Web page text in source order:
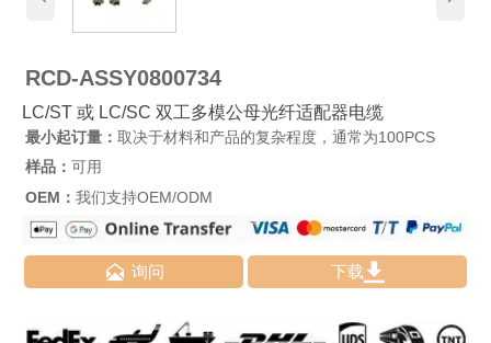
RCD-ASSY0800734
LC/ST 或 LC/SC 双工多模公母光纤适配器电缆
最小起订量： 取决于材料和产品的复杂程度，通常为100PCS
样品： 可用
OEM： 我们支持OEM/ODM
 询问 下载